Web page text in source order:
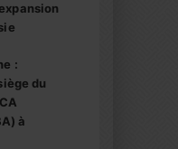
:
du
à